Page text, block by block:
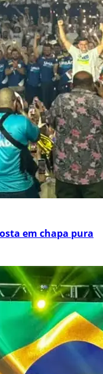
em chapa pura